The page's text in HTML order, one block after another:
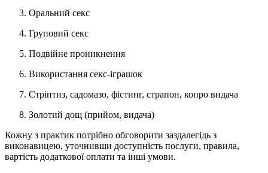
Оральний секс
Груповий секс
Подвійне проникнення
Використання секс-іграшок
Стріптиз, садомазо, фістинг, страпон, копро видача
Золотий дощ (прийом, видача)
Кожну з практик потрібно обговорити заздалегідь з
виконавицею, уточнивши доступність послуги, правила,
вартість додаткової оплати та інші умови.